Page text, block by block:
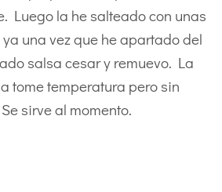
Luego la he salteado con unas
una vez que he apartado del
salsa cesar y remuevo. La
tome temperatura pero sin
sirve al momento.